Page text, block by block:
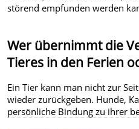
störend empfunden werden
Wer übernimmt die
Tieres in den Ferien
Ein Tier kann man nicht zur
wieder zurückgeben. Hunde,
persönliche Bindung zu ihrer